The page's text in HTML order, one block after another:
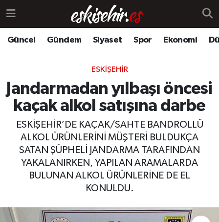
Güncel Gündem Siyaset Spor Ekonomi
ESKIŞEHIR
Jandarmadan yılbaşı öncesi
kaçak alkol satışına darbe
ESKİŞEHİR’DE KAÇAK/SAHTE BANDROLLÜ
ALKOL ÜRÜNLERİNİ MÜŞTERİ BULDUKÇA
SATAN ŞÜPHELİ JANDARMA TARAFINDAN
YAKALANIRKEN, YAPILAN ARAMALARDA
BULUNAN ALKOL ÜRÜNLERİNE DE EL
KONULDU.